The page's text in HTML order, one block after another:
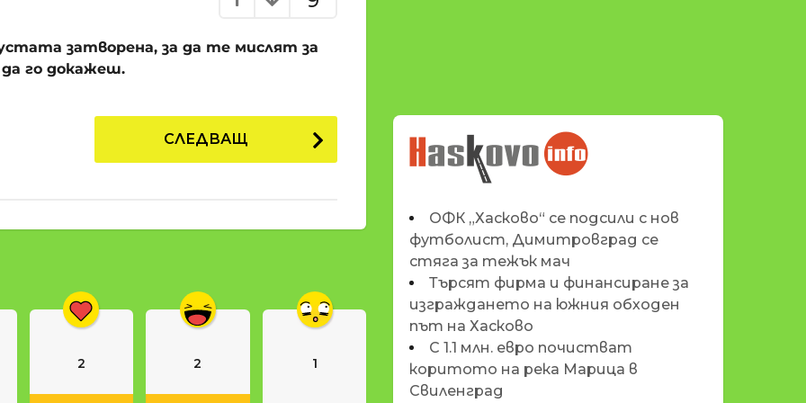
затворена, за да те мислят за
го докажеш.
СЛЕДВАЩ
2 2 1
НОВИНИТЕ НА
HASKOVO.INFO
ОФК „Хасково“ се подсили с нов
футболист, Димитровград се
стяга за тежък мач
Търсят фирма и финансиране за
изграждането на южния обходен
път на Хасково
С 1.1 млн. евро почистват
коритото на река Марица в
Свиленград